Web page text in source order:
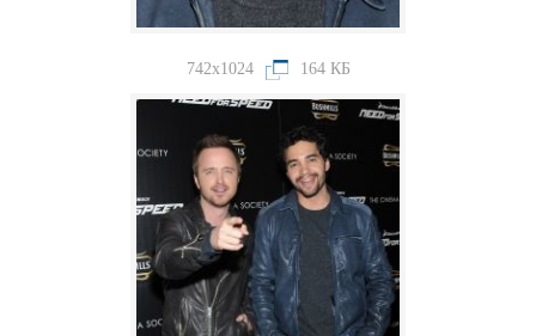
742x1024 164 КБ